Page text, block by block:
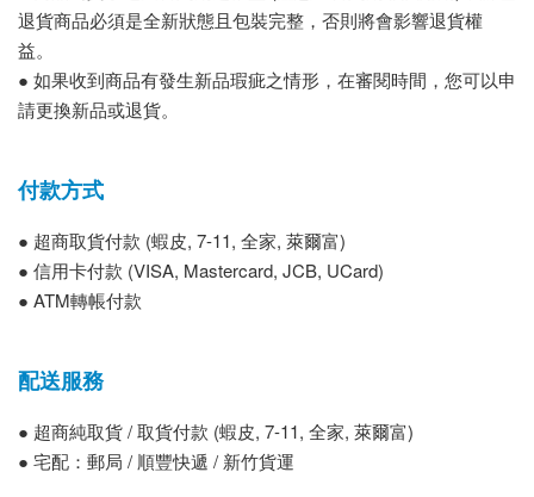
退貨商品必須是全新狀態且包裝完整，否則將會影響退貨權
益。
● 如果收到商品有發生新品瑕疵之情形，在審閱時間，您可以申
請更換新品或退貨。
付款方式
● 超商取貨付款 (蝦皮, 7-11, 全家, 萊爾富)
● 信用卡付款 (VISA, Mastercard, JCB, UCard)
● ATM轉帳付款
配送服務
● 超商純取貨 / 取貨付款 (蝦皮, 7-11, 全家, 萊爾富)
● 宅配：郵局 / 順豐快遞 / 新竹貨運